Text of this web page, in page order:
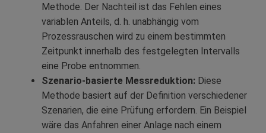
Methode. Der Nachteil ist das Fehlen eines
variablen Anteils, d. h. unabhängig vom
Prozessrauschen wird zu einem bestimmten
Zeitpunkt innerhalb des festgelegten Intervalls
eine Probe entnommen.
Szenario-basierte Messreduktion: Diese
Methode basiert auf der Definition verschiedener
Szenarien, die eine Prüfung erfordern. Ein Beispiel
wäre das Anfahren einer Anlage nach einem